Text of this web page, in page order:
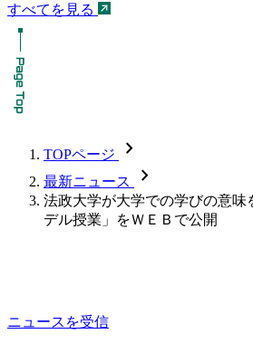
すべてを見る
TOPページ chevron_forward
最新ニュース chevron_forward
法政大学が大学での学びの意味
デル授業」をＷＥＢで公開
ニュースを受信